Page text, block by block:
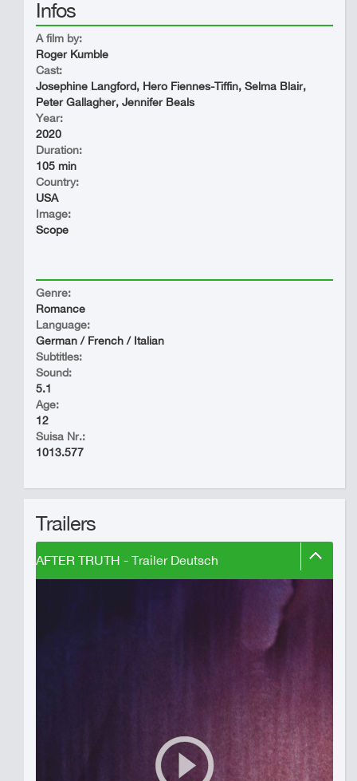
Infos
A film by:
Roger Kumble
Cast:
Josephine Langford, Hero Fiennes-Tiffin, Selma Blair,
Peter Gallagher, Jennifer Beals
Year:
2020
Duration:
105 min
Country:
USA
Image:
Scope
Genre:
Romance
Language:
German / French / Italian
Subtitles:
Sound:
5.1
Age:
12
Suisa Nr.:
1013.577
Trailers
AFTER TRUTH - Trailer Deutsch